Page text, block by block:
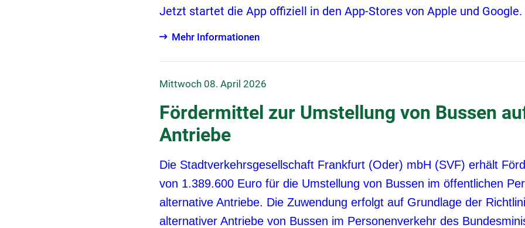
Jetzt startet die App offiziell in den App-Stores von Apple und Google.
Mehr Informationen
Mittwoch 08. April 2026
Fördermittel zur Umstellung von Bussen
Antriebe
Die Stadtverkehrsgesellschaft Frankfurt (Oder) mbH (SVF) erhält
von 1.389.600 Euro für die Umstellung von Bussen im öffentlichen
alternative Antriebe. Die Zuwendung erfolgt auf Grundlage der
alternativer Antriebe von Bussen im Personenverkehr des